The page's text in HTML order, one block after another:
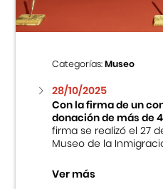
Categorías:Museo
28/10/2025
Con la firma de un
donación de más de
firma se realizó el 27
Museo de la
Ver más